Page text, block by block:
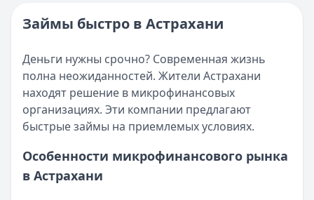
Категория:МФО и микрозаймы
Все статьи
Возврат переплаты в «Займере»: актуальная
Опубликовано:5 декабря 2025 г.
Категория:МФО
Читать новость
Срочный микрозайм 15 000 ₽ на карту: свежая
Кратко:Нужны 15 000 рублей на карту прямо сегодня?
Категория:МФО
Читать новость
Займы быстро в Астрахани
Деньги нужны срочно? Современная жизнь
полна неожиданностей. Жители Астрахани
находят решение в микрофинансовых
организациях. Эти компании предлагают
быстрые займы на приемлемых условиях.
Особенности микрофинансового рынка
в Астрахани